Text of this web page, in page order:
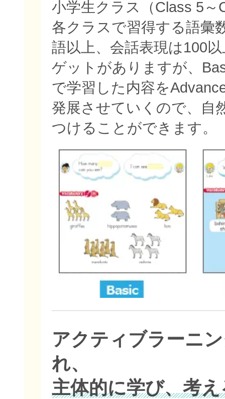
小学生クラス（Class 5～
各クラスで習得する語彙
語以上、会話表現は100
ゲットがありますが、
で学習した内容を
発展させていくので、自
つけることができます。
アクティブラーニ
れ、
主体的に学び、考